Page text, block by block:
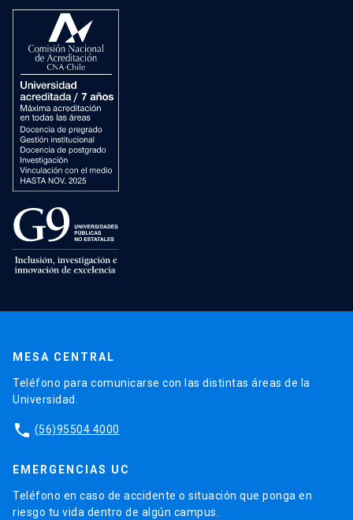
MESA CENTRAL
Teléfono para comunicarse con las distintas áreas de la
Universidad.
phone (56)95504 4000
EMERGENCIAS UC
Teléfono en caso de accidente o situación que ponga en
riesgo tu vida dentro de algún campus.